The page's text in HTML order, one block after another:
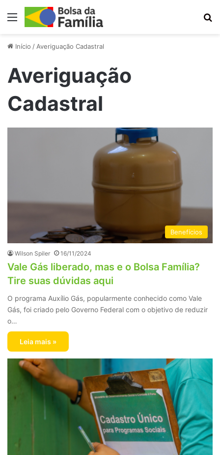
Menu
Início / Averiguação Cadastral
Averiguação
Cadastral
Benefícios
Wilson Spiler 16/11/2024
Vale Gás liberado, mas e o Bolsa Família?
Tire suas dúvidas aqui
O programa Auxílio Gás, popularmente conhecido como Vale
Gás, foi criado pelo Governo Federal com o objetivo de reduzir
o…
Leia mais »